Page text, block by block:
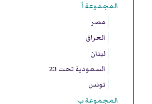
المجموعة أ
مصر
العراق
لبنان
السعودية تحت 23
تونس
المجموعة ب